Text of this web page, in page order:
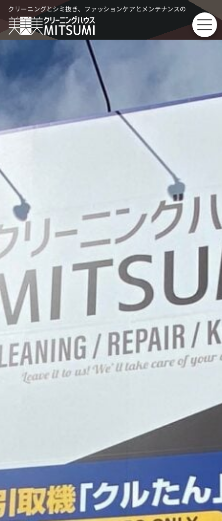
Skip
to
content
クリーニングとシミ抜き、ファッションケアとメンテナンスの